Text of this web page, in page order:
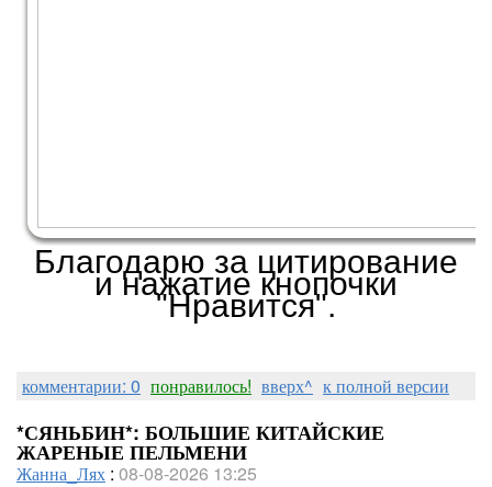
Благодарю за цитирование
и нажатие кнопочки
"Нравится".
комментарии: 0 понравилось! вверх^ к полной версии
*СЯНЬБИН*: БОЛЬШИЕ КИТАЙСКИЕ
ЖАРЕНЫЕ ПЕЛЬМЕНИ
Жанна_Лях : 08-08-2026 13:25